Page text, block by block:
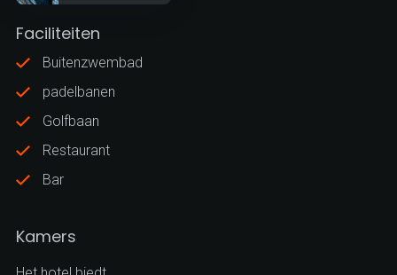
Faciliteiten
Buitenzwembad
padelbanen
Golfbaan
Restaurant
Bar
Kamers